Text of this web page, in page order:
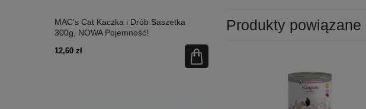
MAC's Cat Kaczka i Drób Saszetka
300g, NOWA Pojemność!
12,60 zł
MAC's Cat Łosoś i Drób Saszetka 300g,
Nowa Pojemność!
Produkty powiązane